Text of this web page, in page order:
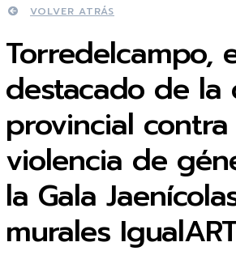
VOLVER ATRÁS
Torredelcampo,
destacado de la
provincial
violencia de
la Gala
murales